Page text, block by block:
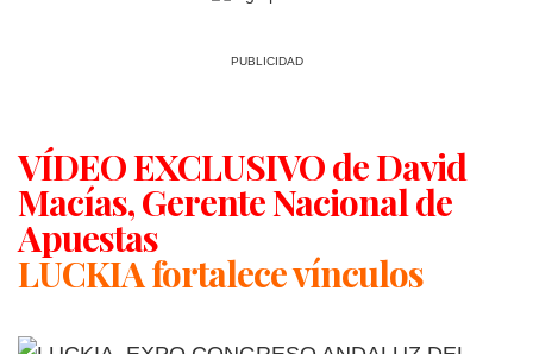
PUBLICIDAD
VÍDEO EXCLUSIVO de David
Macías, Gerente Nacional de
Apuestas
LUCKIA fortalece vínculos